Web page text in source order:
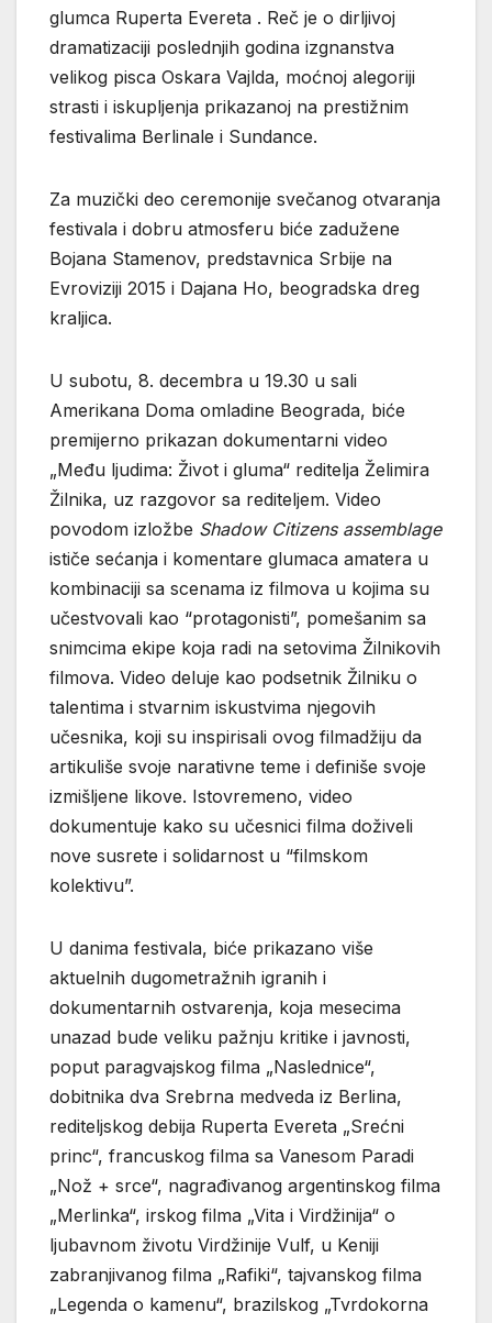
glumca Ruperta Evereta . Reč je o dirljivoj
dramatizaciji poslednjih godina izgnanstva
velikog pisca Oskara Vajlda, moćnoj alegoriji
strasti i iskupljenja prikazanoj na prestižnim
festivalima Berlinale i Sundance.
Za muzički deo ceremonije svečanog otvaranja
festivala i dobru atmosferu biće zadužene
Bojana Stamenov, predstavnica Srbije na
Evroviziji 2015 i Dajana Ho, beogradska dreg
kraljica.
U subotu, 8. decembra u 19.30 u sali
Amerikana Doma omladine Beograda, biće
premijerno prikazan dokumentarni video
„Među ljudima: Život i gluma“ reditelja Želimira
Žilnika, uz razgovor sa rediteljem. Video
povodom izložbe Shadow Citizens assemblage
ističe sećanja i komentare glumaca amatera u
kombinaciji sa scenama iz filmova u kojima su
učestvovali kao “protagonisti”, pomešanim sa
snimcima ekipe koja radi na setovima Žilnikovih
filmova. Video deluje kao podsetnik Žilniku o
talentima i stvarnim iskustvima njegovih
učesnika, koji su inspirisali ovog filmadžiju da
artikuliše svoje narativne teme i definiše svoje
izmišljene likove. Istovremeno, video
dokumentuje kako su učesnici filma doživeli
nove susrete i solidarnost u “filmskom
kolektivu”.
U danima festivala, biće prikazano više
aktuelnih dugometražnih igranih i
dokumentarnih ostvarenja, koja mesecima
unazad bude veliku pažnju kritike i javnosti,
poput paragvajskog filma „Naslednice“,
dobitnika dva Srebrna medveda iz Berlina,
rediteljskog debija Ruperta Evereta „Srećni
princ“, francuskog filma sa Vanesom Paradi
„Nož + srce“, nagrađivanog argentinskog filma
„Merlinka“, irskog filma „Vita i Virdžinija“ o
ljubavnom životu Virdžinije Vulf, u Keniji
zabranjivanog filma „Rafiki“, tajvanskog filma
„Legenda o kamenu“, brazilskog „Tvrdokorna